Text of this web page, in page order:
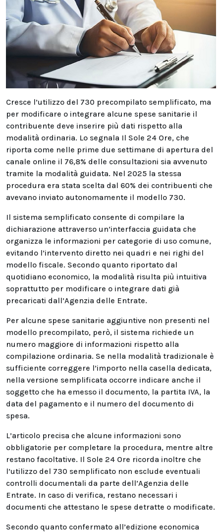
Cresce l’utilizzo del 730 precompilato semplificato, ma
per modificare o integrare alcune spese sanitarie il
contribuente deve inserire più dati rispetto alla
modalità ordinaria. Lo segnala Il Sole 24 Ore, che
riporta come nelle prime due settimane di apertura del
canale online il 76,8% delle consultazioni sia avvenuto
tramite la modalità guidata. Nel 2025 la stessa
procedura era stata scelta dal 60% dei contribuenti che
avevano inviato autonomamente il modello 730.
Il sistema semplificato consente di compilare la
dichiarazione attraverso un’interfaccia guidata che
organizza le informazioni per categorie di uso comune,
evitando l’intervento diretto nei quadri e nei righi del
modello fiscale. Secondo quanto riportato dal
quotidiano economico, la modalità risulta più intuitiva
soprattutto per modificare o integrare dati già
precaricati dall’Agenzia delle Entrate.
Per alcune spese sanitarie aggiuntive non presenti nel
modello precompilato, però, il sistema richiede un
numero maggiore di informazioni rispetto alla
compilazione ordinaria. Se nella modalità tradizionale è
sufficiente correggere l’importo nella casella dedicata,
nella versione semplificata occorre indicare anche il
soggetto che ha emesso il documento, la partita IVA, la
data del pagamento e il numero del documento di
spesa.
L’articolo precisa che alcune informazioni sono
obbligatorie per completare la procedura, mentre altre
restano facoltative. Il Sole 24 Ore ricorda inoltre che
l’utilizzo del 730 semplificato non esclude eventuali
controlli documentali da parte dell’Agenzia delle
Entrate. In caso di verifica, restano necessari i
documenti che attestano le spese detratte o modificate.
Secondo quanto confermato all’edizione economica